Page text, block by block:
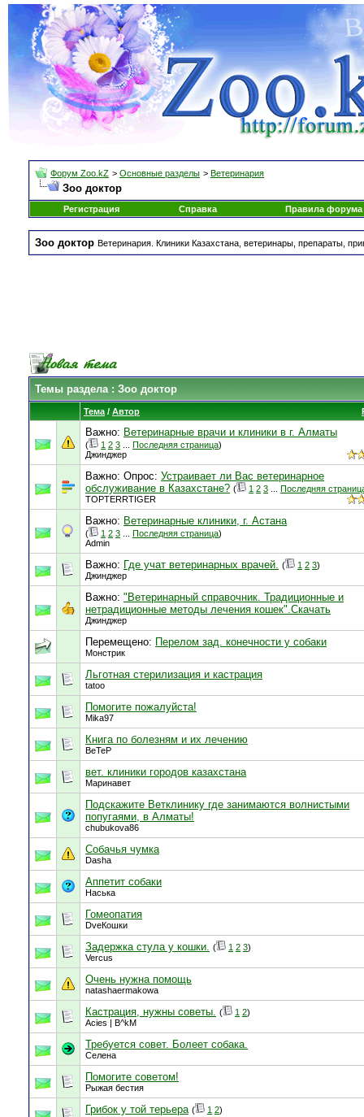
Форум Zoo.kZ > Основные разделы > Ветеринария
Зоо доктор
Регистрация Справка Правила форума
Зоо доктор Ветеринария. Клиники Казахстана, ветеринары, препараты,
Темы раздела: Зоо доктор
Тема / Автор
Важно: Ветеринарные врачи и клиники в г. Алматы
( 1 2 3 Последняя страница)
Джинджер
Важно: Опрос: Устраивает ли Вас ветеринарное
обслуживание в Казахстане? ( 1 2 3
Последняя
TOPTERRTIGER
Важно: Ветеринарные клиники, г. Астана
( 1 2 3 Последняя страница)
Admin
Важно: Где учат ветеринарных врачей. ( 1 2 3)
Джинджер
Важно: "Ветеринарный справочник. Традиционные и
нетрадиционные методы лечения кошек".Скачать
Джинджер
Перемещено: Перелом зад. конечности у собаки
Монстрик
Льготная стерилизация и кастрация
tatoo
Помогите пожалуйста!
Mika97
Книга по болезням и их лечению
BeTeP
вет. клиники городов казахстана
Маринавет
Подскажите Ветклинику где занимаются волнистыми
попугаями, в Алматы!
chubukova86
Cобачья чумка
Dasha
Аппетит собаки
Наська
Гомеопатия
DveКошки
Задержка стула у кошки. ( 1 2 3)
Vercus
Очень нужна помощь
natashaermakowa
Кастрация, нужны советы. ( 1 2)
Acies | B^kM
Требуется совет. Болеет собака.
Селена
Помогите советом!
Рыжая бестия
Грибок у той терьера ( 1 2)